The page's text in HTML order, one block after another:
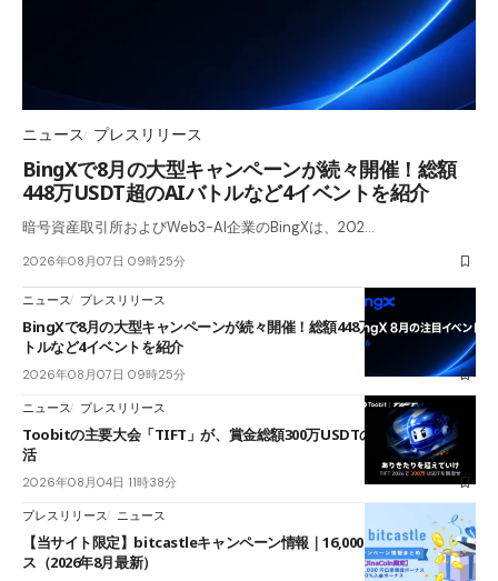
ニュース プレスリリース
BingXで8月の大型キャンペーンが続々開催！総額
448万USDT超のAIバトルなど4イベントを紹介
暗号資産取引所およびWeb3-AI企業のBingXは、202…
2026年08月07日 09時25分
ニュース プレスリリース
BingXで8月の大型キャンペーンが続々開催！総額448万USDT超のAIバ
トルなど4イベントを紹介
2026年08月07日 09時25分
ニュース プレスリリース
Toobitの主要大会「TIFT」が、賞金総額300万USDTのレースとして復
活
2026年08月04日 11時38分
プレスリリース ニュース
【当サイト限定】bitcastleキャンペーン情報｜16,000円口座開設ボーナ
ス（2026年8月最新）